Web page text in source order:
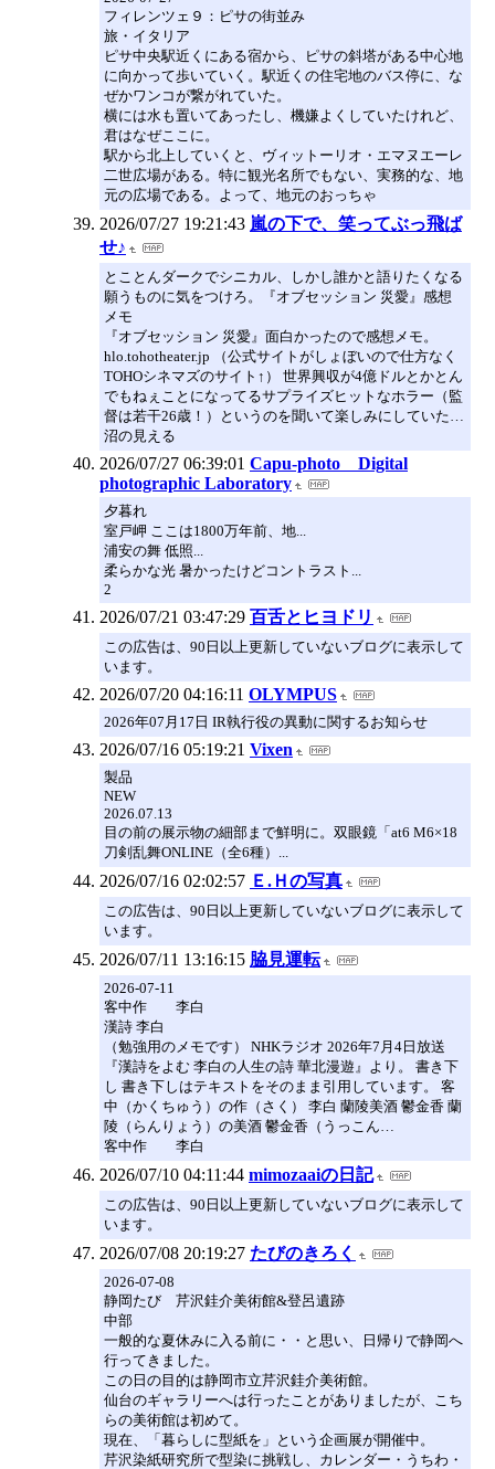
フィレンツェ９：ピサの街並み
旅・イタリア
ピサ中央駅近くにある宿から、ピサの斜塔がある中心地
に向かって歩いていく。駅近くの住宅地のバス停に、な
ぜかワンコが繋がれていた。
横には水も置いてあったし、機嫌よくしていたけれど、
君はなぜここに。
駅から北上していくと、ヴィットーリオ・エマヌエーレ
二世広場がある。特に観光名所でもない、実務的な、地
元の広場である。よって、地元のおっちゃ
2026/07/27 19:21:43 嵐の下で、笑ってぶっ飛ば
せ♪
とことんダークでシニカル、しかし誰かと語りたくなる
願うものに気をつけろ。『オブセッション 災愛』感想
メモ
『オブセッション 災愛』面白かったので感想メモ。
hlo.tohotheater.jp （公式サイトがしょぼいので仕方なく
TOHOシネマズのサイト↑） 世界興収が4億ドルとかとん
でもねぇことになってるサプライズヒットなホラー（監
督は若干26歳！）というのを聞いて楽しみにしていた…
沼の見える
2026/07/27 06:39:01 Capu-photo Digital
photographic Laboratory
夕暮れ
室戸岬 ここは1800万年前、地...
浦安の舞 低照...
柔らかな光 暑かったけどコントラスト...
2
2026/07/21 03:47:29 百舌とヒヨドリ
この広告は、90日以上更新していないブログに表示して
います。
2026/07/20 04:16:11 OLYMPUS
2026年07月17日 IR執行役の異動に関するお知らせ
2026/07/16 05:19:21 Vixen
製品
NEW
2026.07.13
目の前の展示物の細部まで鮮明に。双眼鏡「at6 M6×18
刀剣乱舞ONLINE（全6種）...
2026/07/16 02:02:57 Ｅ.Ｈの写真
この広告は、90日以上更新していないブログに表示して
います。
2026/07/11 13:16:15 脇見運転
2026-07-11
客中作 李白
漢詩 李白
（勉強用のメモです） NHKラジオ 2026年7月4日放送
『漢詩をよむ 李白の人生の詩 華北漫遊』より。 書き下
し 書き下しはテキストをそのまま引用しています。 客
中（かくちゅう）の作（さく） 李白 蘭陵美酒 鬱金香 蘭
陵（らんりょう）の美酒 鬱金香（うっこん…
客中作 李白
2026/07/10 04:11:44 mimozaaiの日記
この広告は、90日以上更新していないブログに表示して
います。
2026/07/08 20:19:27 たびのきろく
2026-07-08
静岡たび 芹沢銈介美術館&登呂遺跡
中部
一般的な夏休みに入る前に・・と思い、日帰りで静岡へ
行ってきました。
この日の目的は静岡市立芹沢銈介美術館。
仙台のギャラリーへは行ったことがありましたが、こち
らの美術館は初めて。
現在、「暮らしに型紙を」という企画展が開催中。
芹沢染紙研究所で型染に挑戦し、カレンダー・うちわ・